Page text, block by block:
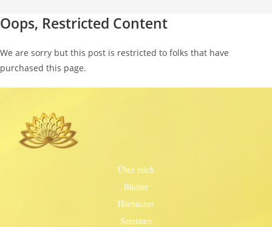
Oops, Restricted Content
We are sorry but this post is restricted to folks that have
purchased this page.
Über mich
Bücher
Hörbücher
Seminare